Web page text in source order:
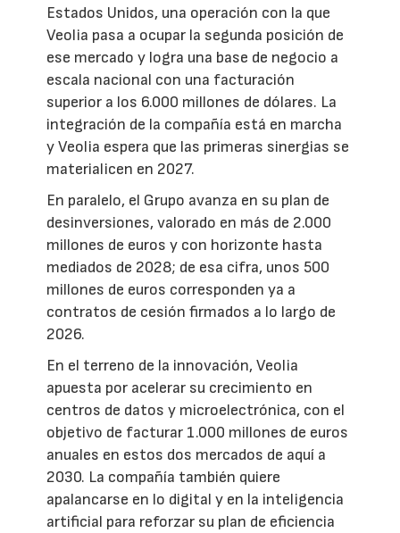
Estados Unidos, una operación con la que
Veolia pasa a ocupar la segunda posición de
ese mercado y logra una base de negocio a
escala nacional con una facturación
superior a los 6.000 millones de dólares. La
integración de la compañía está en marcha
y Veolia espera que las primeras sinergias se
materialicen en 2027.
En paralelo, el Grupo avanza en su plan de
desinversiones, valorado en más de 2.000
millones de euros y con horizonte hasta
mediados de 2028; de esa cifra, unos 500
millones de euros corresponden ya a
contratos de cesión firmados a lo largo de
2026.
En el terreno de la innovación, Veolia
apuesta por acelerar su crecimiento en
centros de datos y microelectrónica, con el
objetivo de facturar 1.000 millones de euros
anuales en estos dos mercados de aquí a
2030. La compañía también quiere
apalancarse en lo digital y en la inteligencia
artificial para reforzar su plan de eficiencia